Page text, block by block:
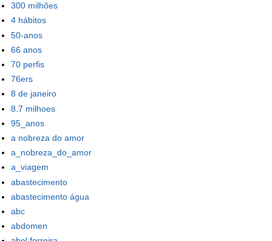
300 milhões
4 hábitos
50-anos
66 anos
70 perfis
76ers
8 de janeiro
8.7 milhoes
95_anos
a nobreza do amor
a_nobreza_do_amor
a_viagem
abastecimento
abastecimento água
abc
abdomen